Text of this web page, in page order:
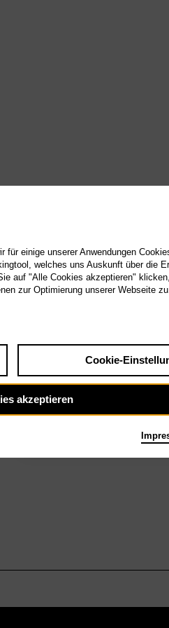
Good Vibes Only
einige unserer Anwendungen
welches uns Auskunft über die
auf "Alle Cookies akzeptieren"
zur Optimierung unserer Webseite
Cookie-
akzeptieren